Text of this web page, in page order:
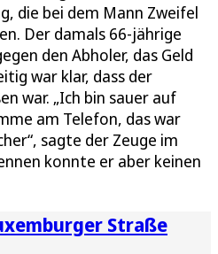
die bei dem Mann Zweifel
Der damals 66-jährige
den Abholer, das Geld
war klar, dass der
war. „Ich bin sauer auf
am Telefon, das war
sagte der Zeuge im
konnte er aber keinen
Straße